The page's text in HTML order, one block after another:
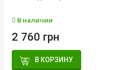
В наличии
2 760 грн
В КОРЗИНУ